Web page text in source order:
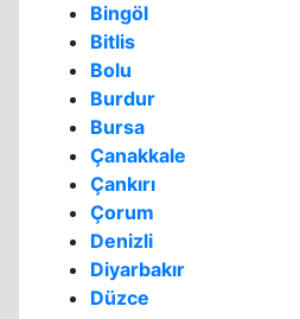
Bingöl
Bitlis
Bolu
Burdur
Bursa
Çanakkale
Çankırı
Çorum
Denizli
Diyarbakır
Düzce